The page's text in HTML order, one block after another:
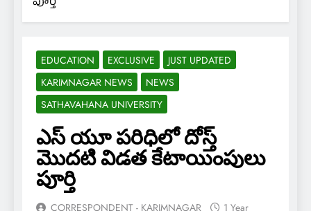
పూర్తి
EDUCATION EXCLUSIVE
JUST UPDATED
KARIMNAGAR NEWS
NEWS
SATHAVAHANA UNIVERSITY
ఎస్ యూ పరిధిలో దోస్త్
మొదటి విడత కేటాయింపులు
పూర్తి
CORRESPONDENT - KARIMNAGAR
1 Year